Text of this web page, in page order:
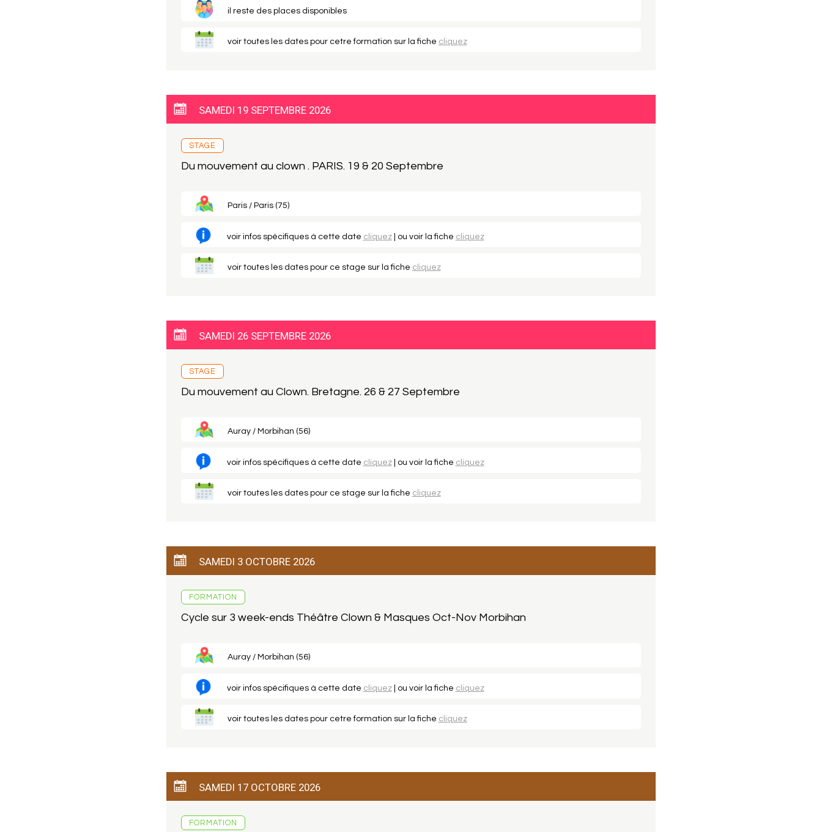
il reste des places disponibles
voir toutes les dates pour cetre formation sur la fiche cliquez
SAMEDI 19 SEPTEMBRE 2026
STAGE
Du mouvement au clown . PARIS. 19 & 20 Septembre
Paris / Paris (75)
voir infos spécifiques à cette date cliquez| ou voir la fiche cliquez
voir toutes les dates pour ce stage sur la fiche cliquez
SAMEDI 26 SEPTEMBRE 2026
STAGE
Du mouvement au Clown. Bretagne. 26 & 27 Septembre
Auray / Morbihan (56)
voir infos spécifiques à cette date cliquez| ou voir la fiche cliquez
voir toutes les dates pour ce stage sur la fiche cliquez
SAMEDI 3 OCTOBRE 2026
FORMATION
Cycle sur 3 week-ends Théâtre Clown & Masques Oct-Nov Morbihan
Auray / Morbihan (56)
voir infos spécifiques à cette date cliquez| ou voir la fiche cliquez
voir toutes les dates pour cetre formation sur la fiche cliquez
SAMEDI 17 OCTOBRE 2026
FORMATION